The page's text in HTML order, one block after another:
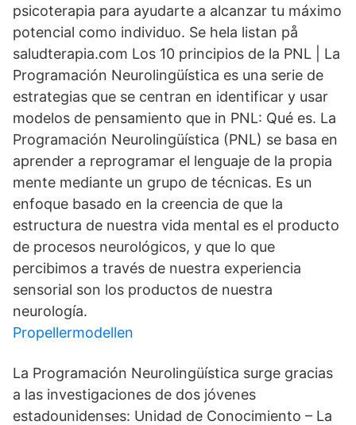
psicoterapia para ayudarte a alcanzar tu máximo
potencial como individuo. Se hela listan på
saludterapia.com Los 10 principios de la PNL | La
Programación Neurolingüística es una serie de
estrategias que se centran en identificar y usar
modelos de pensamiento que in PNL: Qué es. La
Programación Neurolingüística (PNL) se basa en
aprender a reprogramar el lenguaje de la propia
mente mediante un grupo de técnicas. Es un
enfoque basado en la creencia de que la
estructura de nuestra vida mental es el producto
de procesos neurológicos, y que lo que
percibimos a través de nuestra experiencia
sensorial son los productos de nuestra
neurología.
Propellermodellen
La Programación Neurolingüística surge gracias
a las investigaciones de dos jóvenes
estadounidenses: Unidad de Conocimiento – La